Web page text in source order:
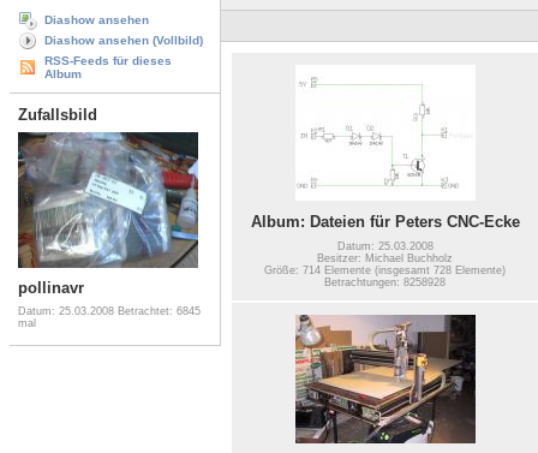
Diashow ansehen
Diashow ansehen (Vollbild)
RSS-Feeds für dieses
Album
Zufallsbild
pollinavr
Datum: 25.03.2008 Betrachtet: 6845
mal
Album: Dateien für Peters CNC-Ecke
Datum: 25.03.2008
Besitzer: Michael Buchholz
Größe: 714 Elemente (insgesamt 728 Elemente)
Betrachtungen: 8258928